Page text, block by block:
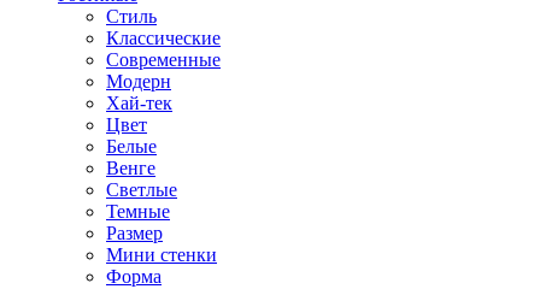
Стиль
Классические
Современные
Модерн
Хай-тек
Цвет
Белые
Венге
Светлые
Темные
Размер
Мини стенки
Форма